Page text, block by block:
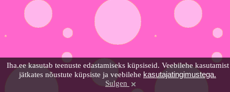
Iha.ee kasutab teenuste edastamiseks küpsiseid. Veebilehe kasutamist
jätkates nõustute küpsiste ja veebilehe kasutajatingimustega.
Sulgen